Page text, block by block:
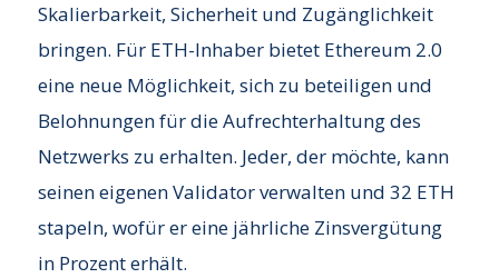
Skalierbarkeit, Sicherheit und Zugänglichkeit
bringen. Für ETH-Inhaber bietet Ethereum 2.0
eine neue Möglichkeit, sich zu beteiligen und
Belohnungen für die Aufrechterhaltung des
Netzwerks zu erhalten. Jeder, der möchte, kann
seinen eigenen Validator verwalten und 32 ETH
stapeln, wofür er eine jährliche Zinsvergütung
in Prozent erhält.